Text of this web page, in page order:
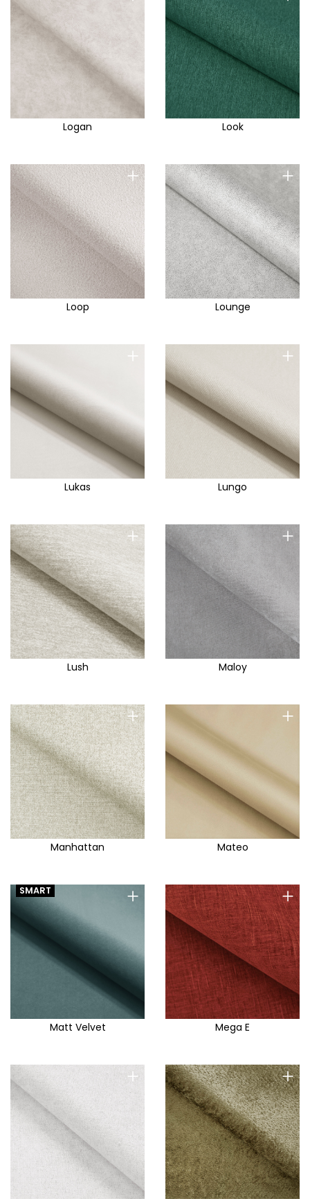
Logan Look
+
Loop
+
Lounge
+
Lukas
+
Lungo
+
Lush
+
Maloy
+
Manhattan
+
Mateo
+
SMART
Matt Velvet
+
Mega E
+ +